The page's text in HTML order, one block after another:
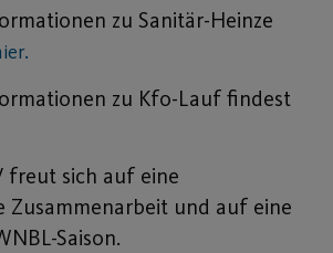
zu Sanitär-Heinze
zu Kfo-Lauf findest
freut sich auf eine
Zusammenarbeit und auf eine
Saison.